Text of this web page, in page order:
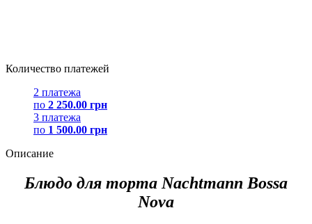
Количество платежей
2 платежа
по 2 250.00 грн
3 платежа
по 1 500.00 грн
Описание
Блюдо для торта Nachtmann Bossa
Nova